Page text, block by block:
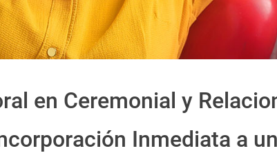
en Ceremonial y
Inmediata a